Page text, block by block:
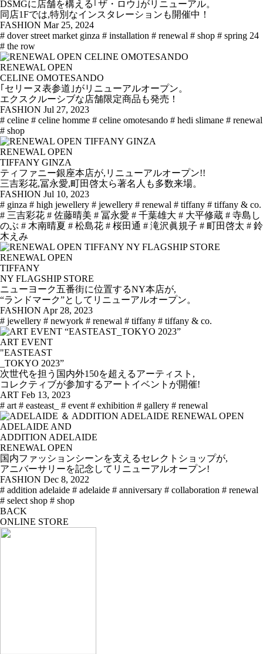
DSMGに店舗を構える｢ザ・ロウ｣がリニューアル。
同店1Fでは,特別なインスタレーションも開催中！
FASHION Mar 25, 2024
# dover street market ginza # installation # renewal # shop # spring 24
# the row
RENEWAL OPEN
CELINE OMOTESANDO
｢セリーヌ表参道｣がリニューアルオープン。
エクスクルーシブな店舗限定商品も発売！
FASHION Jul 27, 2023
# celine # celine homme # celine omotesando # hedi slimane # renewal
# shop
RENEWAL OPEN
TIFFANY GINZA
ティファニー銀座本店が,リニューアルオープン!!
三吉彩花,冨永愛,町田啓太ら著名人も多数来場。
FASHION Jul 10, 2023
# ginza # high jewellery # jewellery # renewal # tiffany # tiffany & co.
# 三吉彩花 # 佐藤晴美 # 冨永愛 # 千葉雄大 # 大平修蔵 # 寺島し
のぶ # 木南晴夏 # 松島花 # 桜田通 # 滝沢眞規子 # 町田啓太 # 鈴
木えみ
RENEWAL OPEN
TIFFANY
NY FLAGSHIP STORE
ニューヨーク五番街に位置するNY本店が,
“ランドマーク”としてリニューアルオープン。
FASHION Apr 28, 2023
# jewellery # newyork # renewal # tiffany # tiffany & co.
ART EVENT
"EASTEAST
_TOKYO 2023”
次世代を担う国内外150を超えるアーティスト,
コレクティブが参加するアートイベントが開催!
ART Feb 13, 2023
# art # easteast_ # event # exhibition # gallery # renewal
ADELAIDE AND
ADDITION ADELAIDE
RENEWAL OPEN
国内ファッションシーンを支えるセレクトショップが,
アニバーサリーを記念してリニューアルオープン!
FASHION Dec 8, 2022
# addition adelaide # adelaide # anniversary # collaboration # renewal
# select shop # shop
BACK
ONLINE STORE